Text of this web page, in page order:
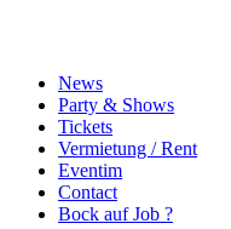
News
Party & Shows
Tickets
Vermietung / Rent
Eventim
Contact
Bock auf Job ?